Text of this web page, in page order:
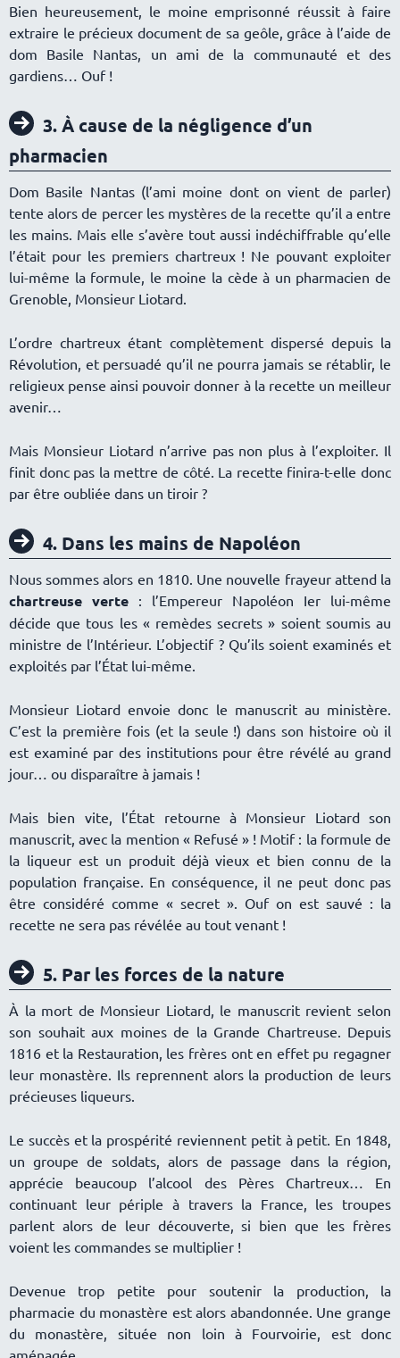
Bien heureusement, le moine emprisonné réussit à faire
extraire le précieux document de sa geôle, grâce à l’aide de
dom Basile Nantas, un ami de la communauté et des
gardiens… Ouf !
3. À cause de la négligence d’un
pharmacien
Dom Basile Nantas (l’ami moine dont on vient de parler)
tente alors de percer les mystères de la recette qu’il a entre
les mains. Mais elle s’avère tout aussi indéchiffrable qu’elle
l’était pour les premiers chartreux ! Ne pouvant exploiter
lui-même la formule, le moine la cède à un pharmacien de
Grenoble, Monsieur Liotard.
L’ordre chartreux étant complètement dispersé depuis la
Révolution, et persuadé qu’il ne pourra jamais se rétablir, le
religieux pense ainsi pouvoir donner à la recette un meilleur
avenir
Mais Monsieur Liotard n’arrive pas non plus à l’exploiter. Il
finit donc pas la mettre de côté. La recette finira-t-elle donc
par être oubliée dans un tiroir ?
4. Dans les mains de Napoléon
Nous sommes alors en 1810. Une nouvelle frayeur attend la
chartreuse verte : l’Empereur Napoléon Ier lui-même
décide que tous les « remèdes secrets » soient soumis au
ministre de l’Intérieur. L’objectif ? Qu’ils soient examinés et
exploités par l’État lui-même.
Monsieur Liotard envoie donc le manuscrit au ministère.
C’est la première fois (et la seule !) dans son histoire où il
est examiné par des institutions pour être révélé au grand
jour… ou disparaître à jamais !
Mais bien vite, l’État retourne à Monsieur Liotard son
manuscrit, avec la mention « Refusé » ! Motif : la formule de
la liqueur est un produit déjà vieux et bien connu de la
population française. En conséquence, il ne peut donc pas
être considéré comme « secret ». Ouf on est sauvé : la
recette ne sera pas révélée au tout venant !
5. Par les forces de la nature
À la mort de Monsieur Liotard, le manuscrit revient selon
son souhait aux moines de la Grande Chartreuse. Depuis
1816 et la Restauration, les frères ont en effet pu regagner
leur monastère. Ils reprennent alors la production de leurs
précieuses liqueurs.
Le succès et la prospérité reviennent petit à petit. En 1848,
un groupe de soldats, alors de passage dans la région,
apprécie beaucoup l’alcool des Pères Chartreux… En
continuant leur périple à travers la France, les troupes
parlent alors de leur découverte, si bien que les frères
voient les commandes se multiplier !
Devenue trop petite pour soutenir la production, la
pharmacie du monastère est alors abandonnée. Une grange
du monastère, située non loin à Fourvoirie, est donc
aménagée.